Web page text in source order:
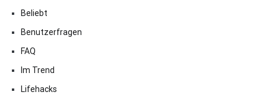
Beliebt
Benutzerfragen
FAQ
Im Trend
Lifehacks